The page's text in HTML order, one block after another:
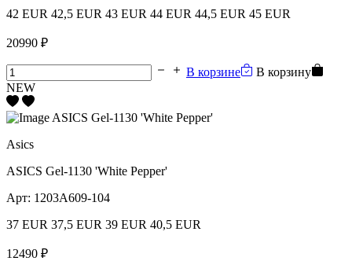
42 EUR 42,5 EUR 43 EUR 44 EUR 44,5 EUR 45 EUR
20990 ₽
В корзине
В корзину
NEW
Asics
ASICS Gel-1130 'White Pepper'
Арт: 1203A609-104
37 EUR 37,5 EUR 39 EUR 40,5 EUR
12490 ₽